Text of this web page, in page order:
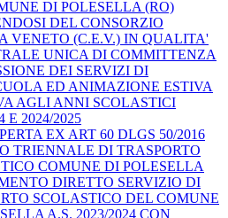
DI POLESELLA (RO)
DEL CONSORZIO
VENETO (C.E.V.) IN QUALITA'
UNICA DI COMMITTENZA
DEI SERVIZI DI
ED ANIMAZIONE ESTIVA
AGLI ANNI SCOLASTICI
E 2024/2025
EX ART 60 DLGS 50/2016
TRIENNALE DI TRASPORTO
COMUNE DI POLESELLA
DIRETTO SERVIZIO DI
SCOLASTICO DEL COMUNE
A.S. 2023/2024 CON